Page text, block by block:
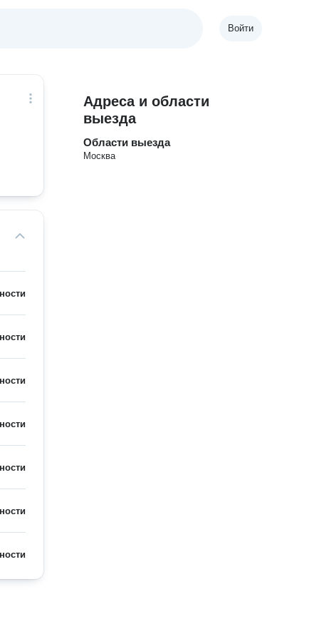
Войти
Адреса и области
выезда
Области выезда
Москва